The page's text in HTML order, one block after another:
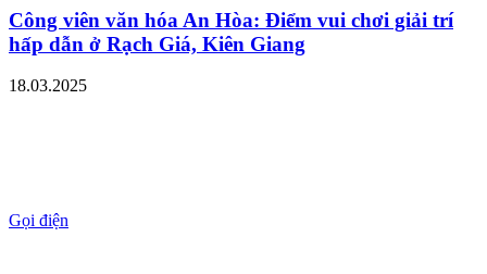
Công viên văn hóa An Hòa: Điểm vui chơi giải trí
hấp dẫn ở Rạch Giá, Kiên Giang
18.03.2025
Gọi điện